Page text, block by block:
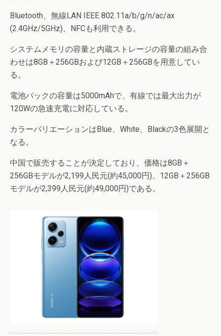
Bluetooth、無線LAN IEEE 802.11a/b/g/n/ac/ax
(2.4GHz/5GHz)、NFCも利用できる。
システムメモリの容量と内蔵ストレージの容量の組み合
わせは8GB＋256GBおよび12GB＋256GBを用意してい
る。
電池パックの容量は5000mAhで、有線では最大出力が
120Wの急速充電に対応している。
カラーバリエーションはBlue、White、Blackの3色展開と
なる。
中国で販売することが決定しており、価格は8GB＋
256GBモデルが2,199人民元(約45,000円)、12GB＋256GB
モデルが2,399人民元(約49,000円)である。